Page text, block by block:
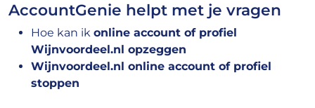
AccountGenie helpt met je vragen
Hoe kan ik online account of profiel
Wijnvoordeel.nl opzeggen
Wijnvoordeel.nl online account of profiel
stoppen